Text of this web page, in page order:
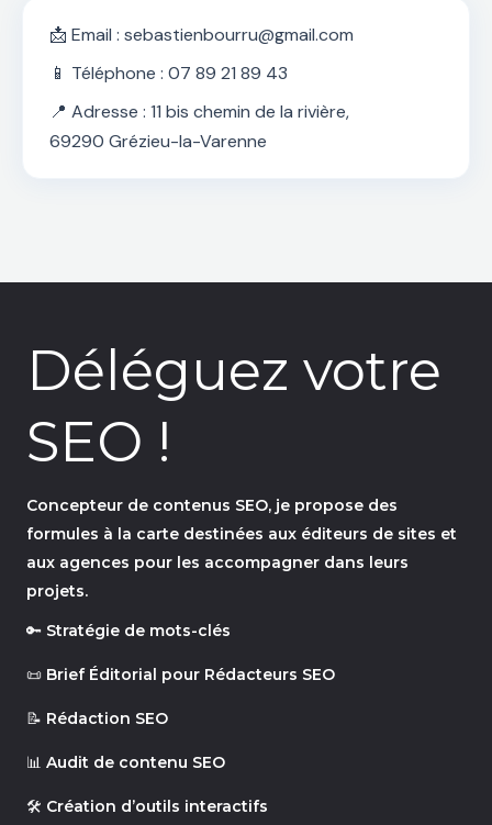
📩 Email : sebastienbourru@gmail.com
📱 Téléphone : 07 89 21 89 43
📍 Adresse : 11 bis chemin de la rivière,
69290 Grézieu-la-Varenne
Déléguez votre
SEO !
Concepteur de contenus SEO, je propose des
formules à la carte destinées aux éditeurs de sites et
aux agences pour les accompagner dans leurs
projets.
🔑 Stratégie de mots-clés
📜 Brief Éditorial pour Rédacteurs SEO
📝 Rédaction SEO
📊 Audit de contenu SEO
🛠️ Création d’outils interactifs